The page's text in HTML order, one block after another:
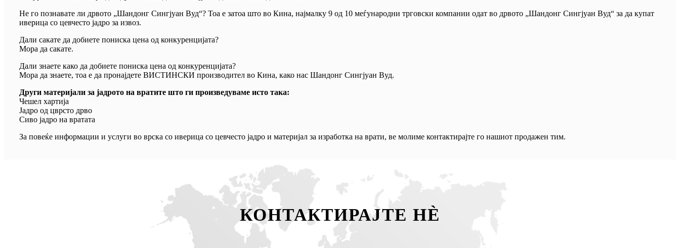
Не го познавате ли дрвото „Шандонг Сингјуан Вуд“? Тоа е затоа што во Кина, најмалку 9 од 10 меѓународни трговски компании одат во дрвото „Шандонг Сингјуан Вуд“ за да купат
иверица со цевчесто јадро за извоз.
Дали сакате да добиете пониска цена од конкуренцијата?
Мора да сакате.
Дали знаете како да добиете пониска цена од конкуренцијата?
Мора да знаете, тоа е да пронајдете ВИСТИНСКИ производител во Кина, како нас Шандонг Сингјуан Вуд.
Други материјали за јадрото на вратите што ги произведуваме исто така:
Чешел хартија
Јадро од цврсто дрво
Сиво јадро на вратата
За повеќе информации и услуги во врска со иверица со цевчесто јадро и материјал за изработка на врати, ве молиме контактирајте го нашиот продажен тим.
КОНТАКТИРАЈТЕ НÈ